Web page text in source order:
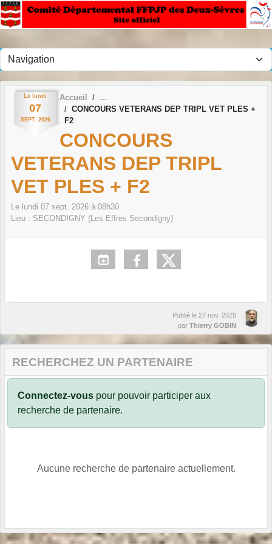
Le lundi
07
SEPT. 2026
Accueil
CONCOURS VETERANS DEP TRIPL VET PLES +
F2
CONCOURS
VETERANS DEP TRIPL
VET PLES + F2
Le lundi 07 sept. 2026 à 08h30
Lieu : SECONDIGNY (Les Effres Secondigny)
Publié le 27 nov. 2025
par Thierry GOBIN
RECHERCHEZ UN PARTENAIRE
Connectez-vous pour pouvoir participer aux
recherche de partenaire.
Aucune recherche de partenaire actuellement.
Panneau de gestion des cookies